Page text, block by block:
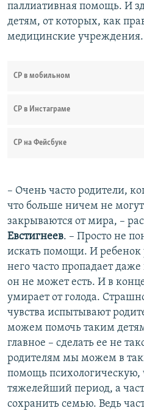
паллиативная помощь. И
детям, от которых, как
медицинские учреждения.
СР в мобильном
СР в Инстаграме
СР на Фейсбуке
– Очень часто родители,
что больше ничем не
закрываются от мира, –
Евстигнеев. – Просто не
искать помощи. И ребенок
него часто пропадает
он не может есть. И в
умирает от голода.
чувства испытывают
можем помочь таким
главное – сделать ее не
родителям мы можем в
помощь психологическую,
тяжелейший период, а
сохранить семью. Ведь